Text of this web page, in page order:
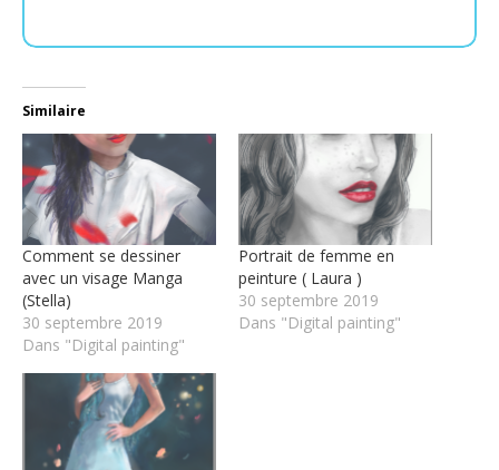
Similaire
Comment se dessiner
avec un visage Manga
(Stella)
30 septembre 2019
Dans "Digital painting"
Portrait de femme en
peinture ( Laura )
30 septembre 2019
Dans "Digital painting"
de page.Vous pouvez vous désabonner à tout instant.